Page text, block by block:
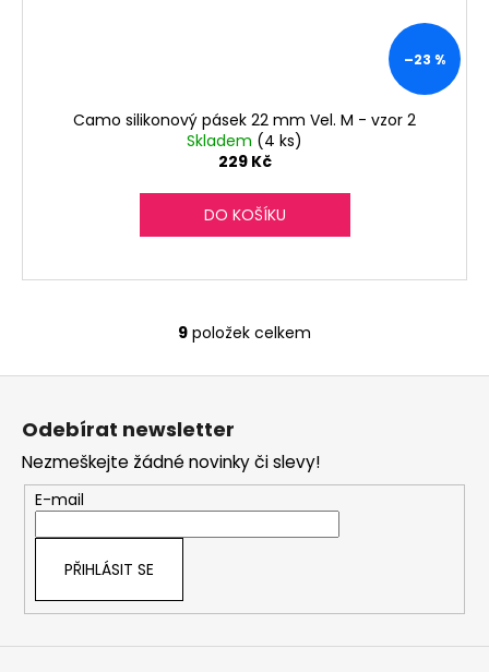
–23 %
Camo silikonový pásek 22 mm Vel. M - vzor 2
Skladem (4 ks)
229 Kč
DO KOŠÍKU
O
a
c
í
p
k
v
9 položek celkem
Z
Odebírat newsletter
Nezmeškejte žádné novinky či slevy!
E-mail
PŘIHLÁSIT SE